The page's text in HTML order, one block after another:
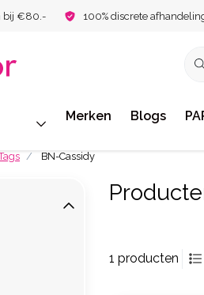
bij €80.- 100% discrete
Merken Blogs
BN-Cassidy
1 producten